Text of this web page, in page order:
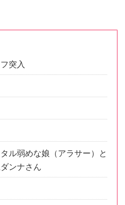
突入
ル弱めな娘（アラサー）と
ンナさん